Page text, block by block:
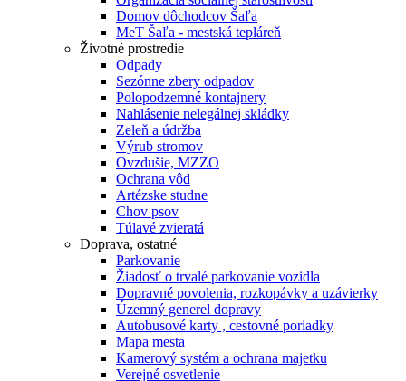
Domov dôchodcov Šaľa
MeT Šaľa - mestská tepláreň
Životné prostredie
Odpady
Sezónne zbery odpadov
Polopodzemné kontajnery
Nahlásenie nelegálnej skládky
Zeleň a údržba
Výrub stromov
Ovzdušie, MZZO
Ochrana vôd
Artézske studne
Chov psov
Túlavé zvieratá
Doprava, ostatné
Parkovanie
Žiadosť o trvalé parkovanie vozidla
Dopravné povolenia, rozkopávky a uzávierky
Územný generel dopravy
Autobusové karty , cestovné poriadky
Mapa mesta
Kamerový systém a ochrana majetku
Verejné osvetlenie